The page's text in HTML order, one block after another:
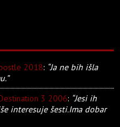
2018: “Ja ne bih išla
3 2006: “Jesi ih
interesuje šesti.Ima dobar